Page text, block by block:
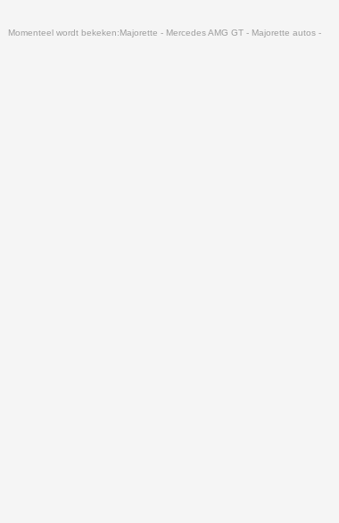
Momenteel wordt bekeken:Majorette - Mercedes AMG GT - Majorette autos -